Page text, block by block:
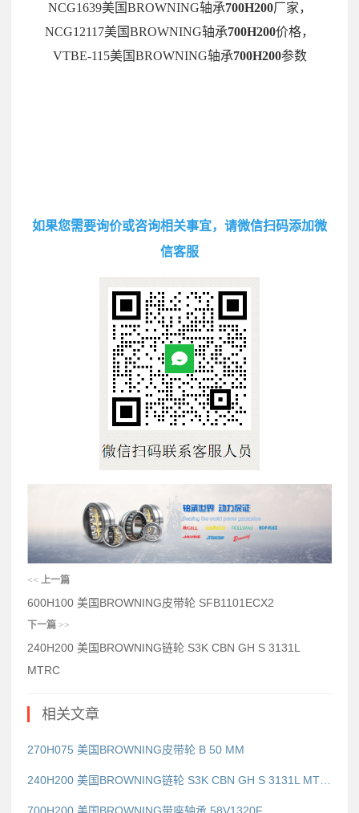
NCG1639美国BROWNING轴承700H200厂家，
NCG12117美国BROWNING轴承700H200价格，
VTBE-115美国BROWNING轴承700H200参数
如果您需要询价或咨询相关事宜，请微信扫码添加微
信客服
<< 上一篇
600H100 美国BROWNING皮带轮 SFB1101ECX2
下一篇 >>
240H200 美国BROWNING链轮 S3K CBN GH S 3131L
MTRC
相关文章
270H075 美国BROWNING皮带轮 B 50 MM